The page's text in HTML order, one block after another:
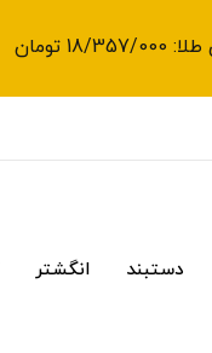
تومان
دستبند انگشتر